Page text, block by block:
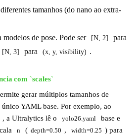
tamanhos (do nano ao extra-
modelos de pose. Pode ser [N, 2]
para
[N, 3] para (x, y, visibility) .
com `scales`
gerar múltiplos tamanhos de
YAML base. Por exemplo, ao
, a Ultralytics lê o yolo26.yaml
base e
n ( depth=0.50 , width=0.25 ) para